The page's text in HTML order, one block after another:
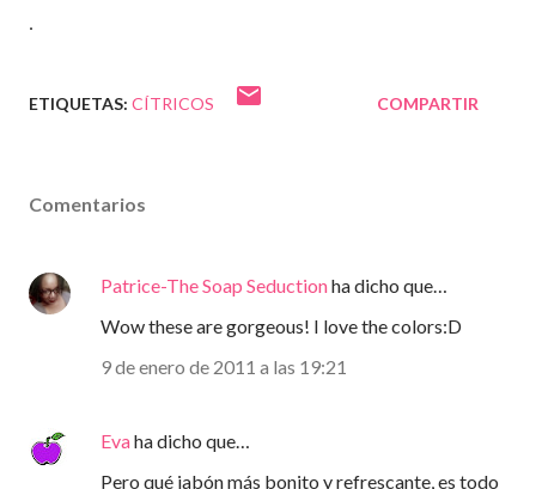
.
ETIQUETAS: CÍTRICOS COMPARTIR
Comentarios
Patrice-The Soap Seductionha dicho que…
Wow these are gorgeous! I love the colors:D
9 de enero de 2011 a las 19:21
Evaha dicho que…
Pero qué jabón más bonito y refrescante, es todo